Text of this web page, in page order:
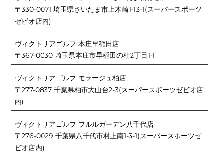
〒330-0071 埼玉県さいたま市上木崎1-13-1(スーパースポーツ
ゼビオ店内)
ヴィクトリアゴルフ 本庄早稲田店
〒367-0030 埼玉県本庄市早稲田の杜2丁目1-1
ヴィクトリアゴルフ モラージュ柏店
〒277-0837 千葉県柏市大山台2-3(スーパースポーツゼビオ店
内)
ヴィクトリアゴルフ フルルガーデン八千代店
〒276-0029 千葉県八千代市村上南1-3-1(スーパースポーツゼ
ビオ店内)